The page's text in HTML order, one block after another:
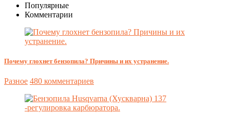
Популярные
Комментарии
Почему глохнет бензопила? Причины и их устранение.
Разное 480 комментариев